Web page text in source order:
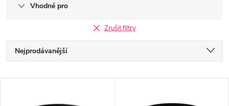
Vhodné pro
Zrušit filtry
Ř
a
Nejprodávanější